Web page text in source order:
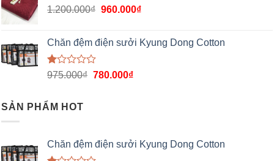
1.200.000₫ 960.000₫
Chăn đệm điện sưởi Kyung Dong Cotton
Được
1.00
5
975.000₫ 780.000₫
SẢN PHẨM HOT
Chăn đệm điện sưởi Kyung Dong Cotton